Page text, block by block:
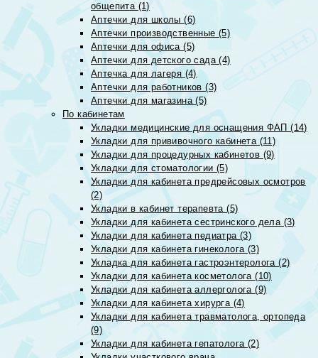
общепита (1)
Аптечки для школы (6)
Аптечки производственные (5)
Аптечки для офиса (5)
Аптечки для детского сада (4)
Аптечка для лагеря (4)
Аптечки для работников (3)
Аптечки для магазина (5)
По кабинетам
Укладки медицинские для оснащения ФАП (14)
Укладки для прививочного кабинета (11)
Укладки для процедурных кабинетов (9)
Укладки для стоматологии (5)
Укладки для кабинета предрейсовых осмотров
(2)
Укладки в кабинет терапевта (5)
Укладки для кабинета сестринского дела (3)
Укладки для кабинета педиатра (3)
Укладки для кабинета гинеколога (3)
Укладка для кабинета гастроэнтеролога (2)
Укладки для кабинета косметолога (10)
Укладки для кабинета аллерголога (9)
Укладки для кабинета хирурга (4)
Укладки для кабинета травматолога, ортопеда
(9)
Укладки для кабинета гепатолога (2)